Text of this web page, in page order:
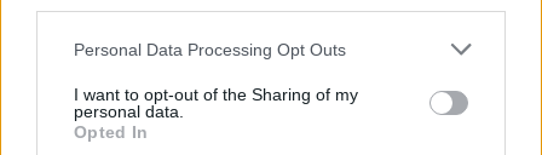
Personal Data Processing Opt Outs
I want to opt-out of the Sharing of my
personal data.
Opted In
A tél elűzésére sok területen szalmabábot, Kisze-bábot
telet is. Ez egy szokásos télűző rituálé. Ennek tiszteletére mi
szalmabáb fejére később kalapot teszünk, esetleg valami
napraforgó virágot is ragasztunk rá, akkor nyáron
madárijesztőnek is használható. :)